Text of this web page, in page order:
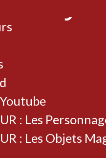
: Les
: Les Objets